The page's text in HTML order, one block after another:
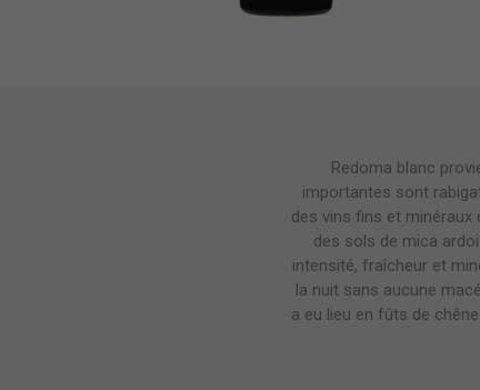
Redoma blanc
importantes sont
des vins fins et minéraux
des sols de mica
intensité, fraîcheur et
la nuit sans aucune
a eu lieu en fûts de